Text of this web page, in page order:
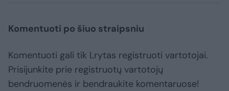
Komentuoti po šiuo straipsniu
Komentuoti gali tik Lrytas registruoti vartotojai.
Prisijunkite prie registruotų vartotojų
bendruomenės ir bendraukite komentaruose!